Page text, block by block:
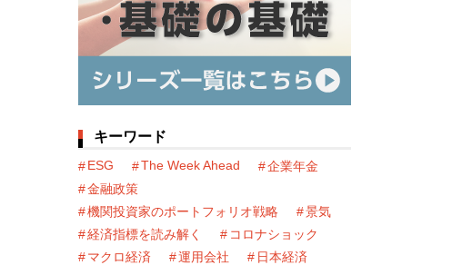
キーワード
ESG The Week Ahead
企業年金
金融政策
機関投資家のポートフォリオ戦略
景気
経済指標を読み解く
コロナショック
マクロ経済
運用会社
日本経済